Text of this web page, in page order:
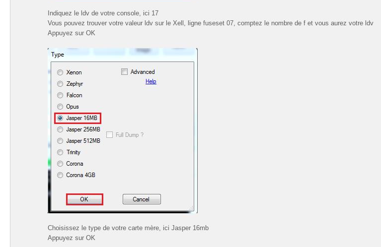
Indiquez le ldv de votre console, ici 17
Vous pouvez trouver votre valeur ldv sur le Xell, ligne fuseset 07, comptez le nombre de f et vous aurez votre ldv
Appuyez sur OK
Choisissez le type de votre carte mère, ici Jasper 16mb
Appuyez sur OK